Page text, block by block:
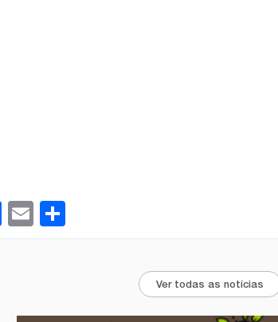
Facebook
EmailShare
Ver todas as notícias